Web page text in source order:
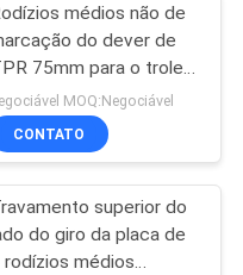
médios não de
do dever de
75mm para o trole
MOQ:Negociável
CONTATO
superior do
do giro da placa de
rodízios médios